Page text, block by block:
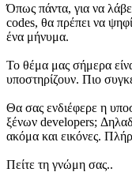
Όπως πάντα, για να
codes, θα πρέπει να
ένα μήνυμα.
Το θέμα μας σήμερα
υποστηρίζουν. Πιο
Θα σας ενδιέφερε η
ξένων developers;
ακόμα και εικόνες.
Πείτε τη γνώμη σας..